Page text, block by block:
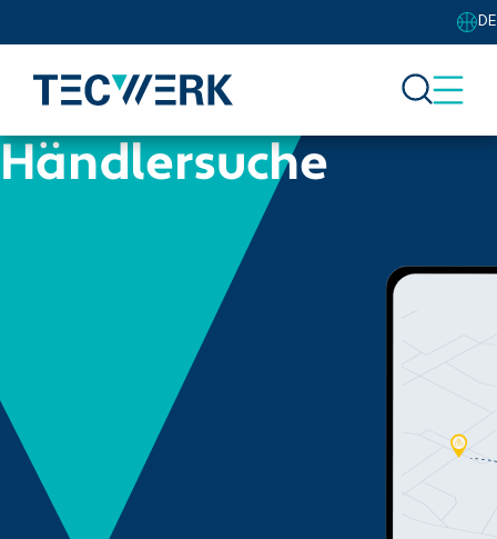
DE
Händlersuche